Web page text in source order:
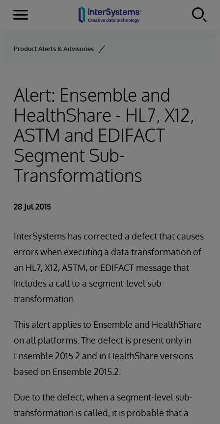
Skip to content
Menu
Product Alerts & Advisories
Alert: Ensemble and
HealthShare - HL7, X12,
ASTM and EDIFACT
Segment Sub-
Transformations
28 Jul 2015
InterSystems has corrected a defect that causes
errors when executing a data transformation of
an HL7, X12, ASTM, or EDIFACT message that
includes a call to a segment-level sub-
transformation.
This alert applies to Ensemble and HealthShare
on all platforms. The defect is present only in
Ensemble 2015.2 and in HealthShare versions
based on Ensemble 2015.2.
Due to the defect, when a segment-level sub-
transformation is called, it is probable that a